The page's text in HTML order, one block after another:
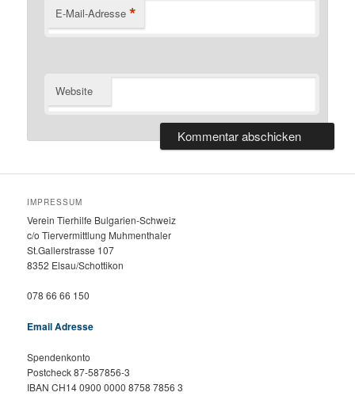
E-Mail-Adresse *
Website
IMPRESSUM
Verein Tierhilfe Bulgarien-Schweiz
c/o Tiervermittlung Muhmenthaler
St.Gallerstrasse 107
8352 Elsau/Schottikon
078 66 66 150
Email Adresse
Spendenkonto
Postcheck 87-587856-3
IBAN CH14 0900 0000 8758 7856 3